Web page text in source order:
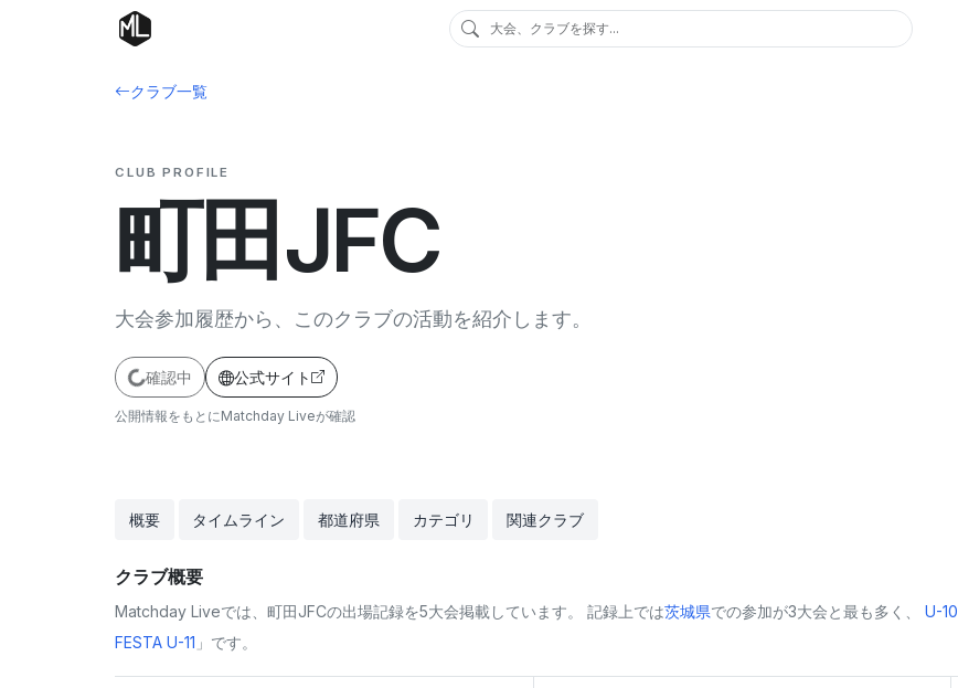
大会、クラブを探す...
クラブ一覧
CLUB PROFILE
町田JFC
大会参加履歴から、このクラブの活動を紹介します。
確認中 公式サイト
公開情報をもとにMatchday Liveが確認
概要 タイムライン 都道府県 カテゴリ 関連クラブ
クラブ概要
Matchday Liveでは、町田JFCの出場記録を5大会掲載しています。 記録上では茨城県での参加が3大会と最も多く、 U-10
FESTA U-11 」です。